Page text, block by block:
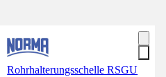
Rohrhalterungsschelle RSGU